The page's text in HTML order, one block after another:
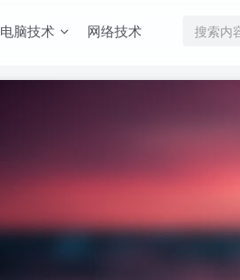
电脑技术 网络技术